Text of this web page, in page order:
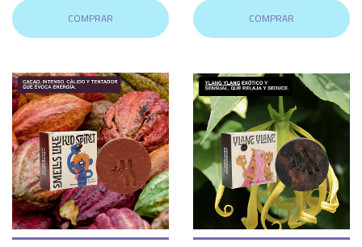
COMPRAR COMPRAR